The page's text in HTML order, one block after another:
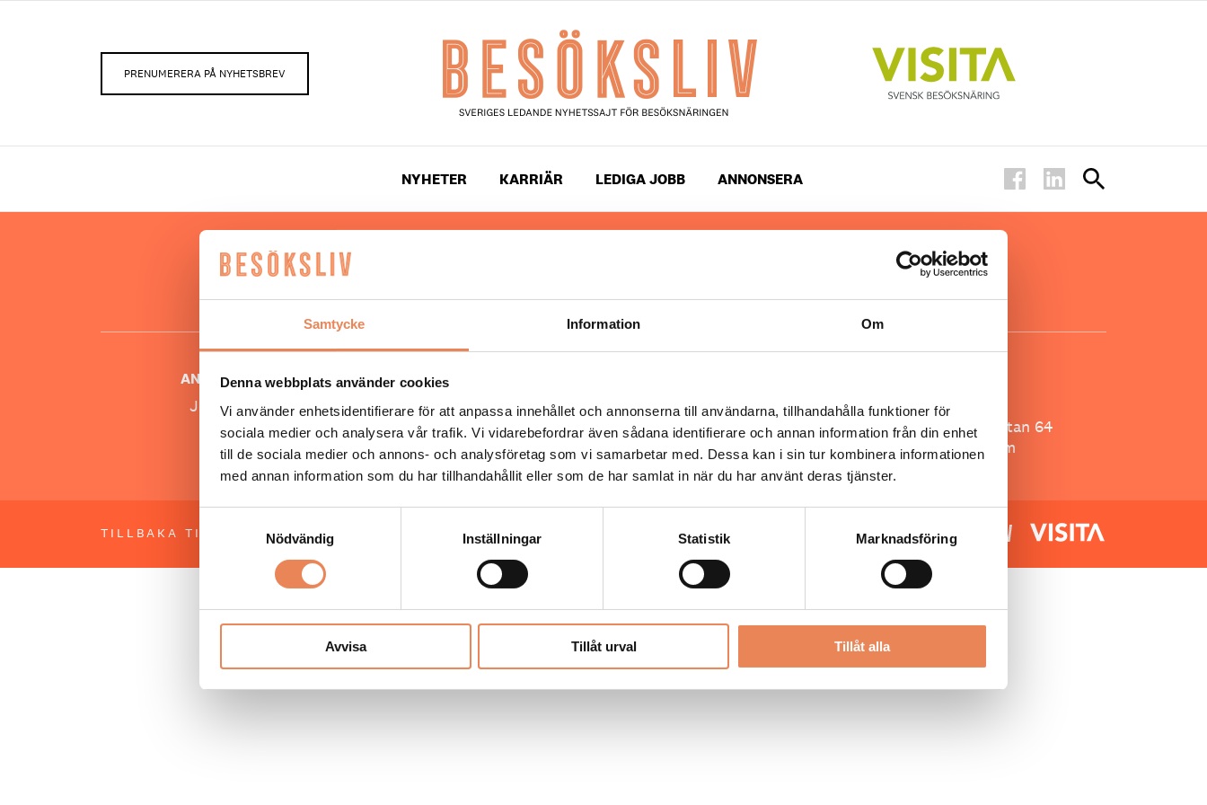
Samtycke Information Om
Denna webbplats använder cookies
Vi använder enhetsidentifierare för att anpassa innehållet och annonserna till användarna, tillhandahålla funktioner för
sociala medier och analysera vår trafik. Vi vidarebefordrar även sådana identifierare och annan information från din enhet
till de sociala medier och annons- och analysföretag som vi samarbetar med. Dessa kan i sin tur kombinera informationen
med annan information som du har tillhandahållit eller som de har samlat in när du har använt deras tjänster.
Nödvändig
Inställningar Statistik Marknadsföring
Avvisa Tillåt urval Tillåt alla
PRENUMERERA PÅ NYHETSBREV
NYHETER KARRIÄR LEDIGA JOBB ANNONSERA
Hos oss läser du landets mest uppdaterade nyheter och snackisar inom
besöksnäringen. Besöksliv i sin tryckta form är ett affärsmagasin för ägare
ANSVARIG UTGIVARE
Jonas Siljhammar
Allt material på besoksliv.se är skyddat
enligt lagen om upphovsrätt.
Besöksliv
Spoon, Brännkyrkagatan 64
118 23 Stockholm
TILLBAKA TILL TOPPEN OM BESÖKSLIV PRENUMERERA ANNONSERA